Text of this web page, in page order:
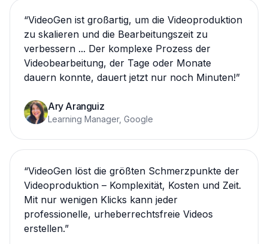
“VideoGen ist großartig, um die Videoproduktion
zu skalieren und die Bearbeitungszeit zu
verbessern ... Der komplexe Prozess der
Videobearbeitung, der Tage oder Monate
dauern konnte, dauert jetzt nur noch Minuten!”
Ary Aranguiz
Learning Manager, Google
“VideoGen löst die größten Schmerzpunkte der
Videoproduktion – Komplexität, Kosten und Zeit.
Mit nur wenigen Klicks kann jeder
professionelle, urheberrechtsfreie Videos
erstellen.”